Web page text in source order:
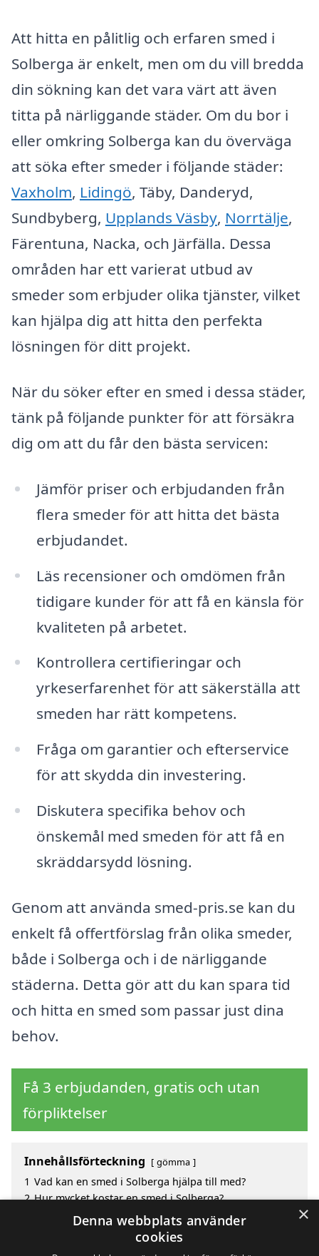
Att hitta en pålitlig och erfaren smed i
Solberga är enkelt, men om du vill bredda
din sökning kan det vara värt att även
titta på närliggande städer. Om du bor i
eller omkring Solberga kan du överväga
att söka efter smeder i följande städer:
Vaxholm, Lidingö, Täby, Danderyd,
Sundbyberg, Upplands Väsby, Norrtälje,
Färentuna, Nacka, och Järfälla. Dessa
områden har ett varierat utbud av
smeder som erbjuder olika tjänster, vilket
kan hjälpa dig att hitta den perfekta
lösningen för ditt projekt.
När du söker efter en smed i dessa städer,
tänk på följande punkter för att försäkra
dig om att du får den bästa servicen:
Jämför priser och erbjudanden från
flera smeder för att hitta det bästa
erbjudandet.
Läs recensioner och omdömen från
tidigare kunder för att få en känsla för
kvaliteten på arbetet.
Kontrollera certifieringar och
yrkeserfarenhet för att säkerställa att
smeden har rätt kompetens.
Fråga om garantier och efterservice
för att skydda din investering.
Diskutera specifika behov och
önskemål med smeden för att få en
skräddarsydd lösning.
Genom att använda smed-pris.se kan du
enkelt få offertförslag från olika smeder,
både i Solberga och i de närliggande
städerna. Detta gör att du kan spara tid
och hitta en smed som passar just dina
behov.
Få 3 erbjudanden, gratis och utan
förpliktelser
Innehållsförteckning gömma
1 Vad kan en smed i Solberga hjälpa till med?
2 Hur mycket kostar en smed i Solberga?
Fördelar med att välja smed i Solberga
Sök efter en skicklig smed i de omgivande städerna
×
Denna webbplats använder
cookies